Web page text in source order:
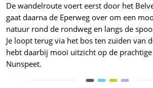
De wandelroute voert eerst door het
gaat daarna de Eperweg over om een
natuur rond de rondweg en langs de
Je loopt terug via het bos ten zuiden van
hebt daarbij mooi uitzicht op de
Nunspeet.